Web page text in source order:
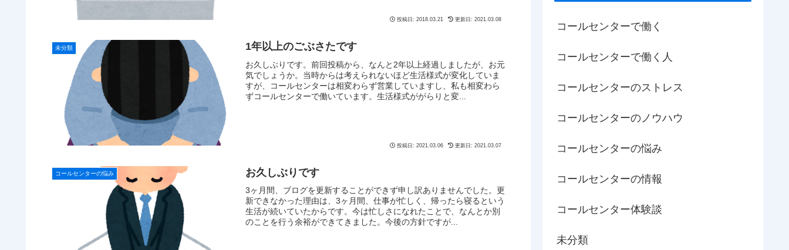
投稿日: 2018.03.21 更新日: 2021.03.08
未分類 1年以上のごぶさたです
お久しぶりです。前回投稿から、なんと2年以上経過しましたが、お元
気でしょうか。当時からは考えられないほど生活様式が変化していま
すが、コールセンターは相変わらず営業していますし、私も相変わら
ずコールセンターで働いています。生活様式ががらりと変...
投稿日: 2021.03.06 更新日: 2021.03.07
コールセンターの悩み お久しぶりです
3ヶ月間、ブログを更新することができず申し訳ありませんでした。更
新できなかった理由は、3ヶ月間、仕事が忙しく、帰ったら寝るという
生活が続いていたからです。今は忙しさになれたことで、なんとか別
のことを行う余裕ができてきました。今後の方針ですが...
コールセンターで働く
コールセンターで働く人
コールセンターのストレス
コールセンターのノウハウ
コールセンターの悩み
コールセンターの情報
コールセンター体験談
未分類